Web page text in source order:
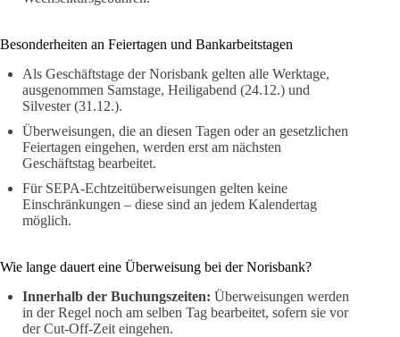
Besonderheiten an Feiertagen und Bankarbeitstagen
Als Geschäftstage der Norisbank gelten alle Werktage,
ausgenommen Samstage, Heiligabend (24.12.) und
Silvester (31.12.).
Überweisungen, die an diesen Tagen oder an gesetzlichen
Feiertagen eingehen, werden erst am nächsten
Geschäftstag bearbeitet.
Für SEPA-Echtzeitüberweisungen gelten keine
Einschränkungen – diese sind an jedem Kalendertag
möglich.
Wie lange dauert eine Überweisung bei der Norisbank?
Innerhalb der Buchungszeiten: Überweisungen werden
in der Regel noch am selben Tag bearbeitet, sofern sie vor
der Cut-Off-Zeit eingehen.